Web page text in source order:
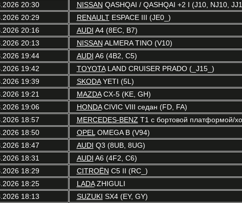
20:30 NISSAN QASHQAI / QASHQAI +2 I (J10, NJ10,
20:29 RENAULTESPACE III (JE0_)
20:16 AUDI A4 (8EC, B7)
20:13 NISSAN ALMERA TINO (V10)
19:44 AUDI A6 (4B2, C5)
19:42 TOYOTALAND CRUISER PRADO (_J15_)
19:39 SKODAYETI (5L)
19:21 MAZDACX-5 (KE, GH)
19:06 HONDACIVIC VIII седан (FD, FA)
18:57 MERCEDES-BENZ T1 c бортовой платформой/
18:50 OPEL OMEGA B (V94)
18:47 AUDI Q3 (8UB, 8UG)
18:31 AUDI A6 (4F2, C6)
18:29 CITROËN C5 II (RC_)
18:25 LADAZHIGULI
18:13 SUZUKI SX4 (EY, GY)